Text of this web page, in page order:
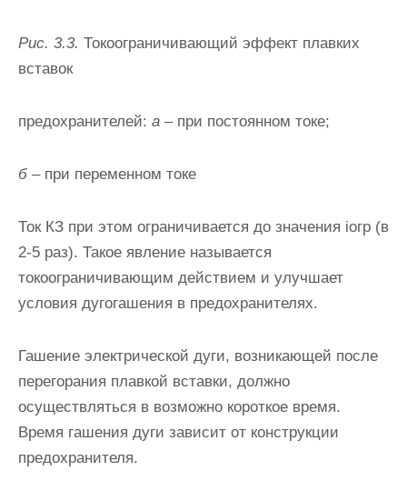
Рис. 3.3. Токоограничивающий эффект плавких
вставок
предохранителей: а –при постоянном токе;
б –при переменном токе
Ток КЗ при этом ограничивается до значения iогр (в
2-5 раз). Та­кое явление называется
токоограничивающим действием и улучшает
условия дугогашения в предохранителях.
Гашение электрической дуги, возникающей после
перегорания плавкой вставки, должно
осуществляться в возможно короткое время.
Время гашения дуги зависит от конструкции
предохранителя.